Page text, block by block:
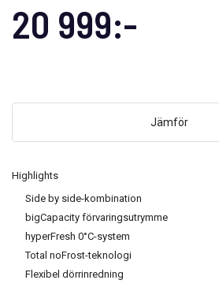
Highlights
Side by side-kombination
bigCapacity förvaringsutrymme
hyperFresh 0°C-system
Total noFrost-teknologi
Flexibel dörrinredning
20 999:-
Jämför